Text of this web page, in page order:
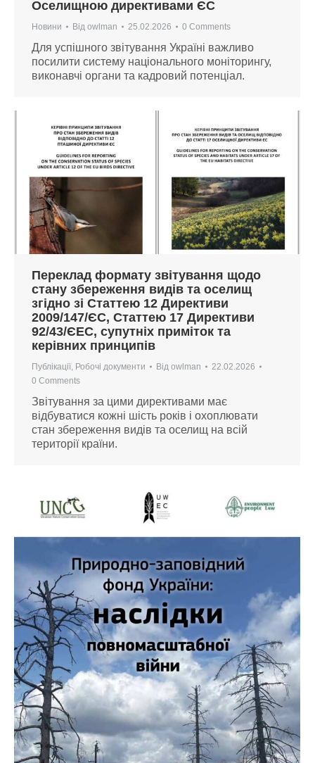
Оселищною директивами ЄС
Новини Від owlman 25.02.2026 0 Comments
Для успішного звітування Україні важливо
посилити систему національного моніторингу,
виконавчі органи та кадровий потенціал.
Переклад формату звітування щодо
стану збереження видів та оселищ
згідно зі Статтею 12 Директиви
2009/147/ЄС, Статтею 17 Директиви
92/43/ЄЕС, супутніх приміток та
керівних принципів
Публікації Робочі документи Від owlman
22.02.2026
0 Comments
Звітування за цими директивами має
відбуватися кожні шість років і охоплювати
стан збереження видів та оселищ на всій
території країни.